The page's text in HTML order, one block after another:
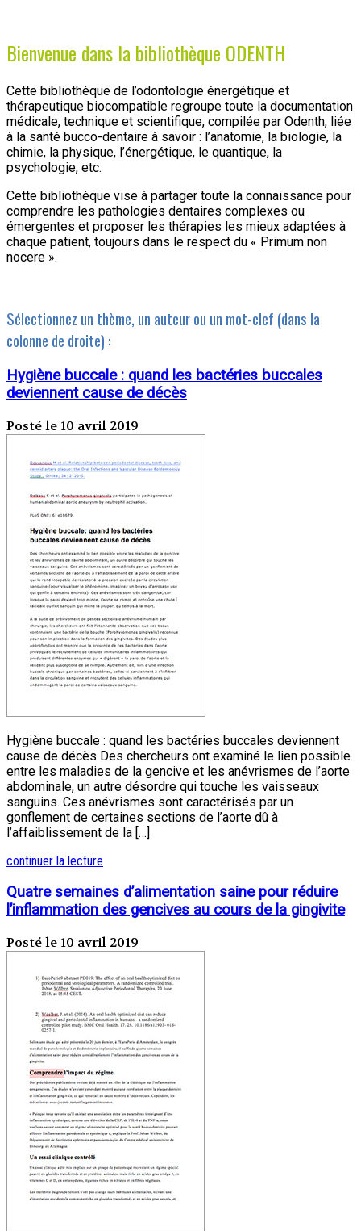
Bienvenue dans la bibliothèque ODENTH
Cette bibliothèque de l’odontologie énergétique et
thérapeutique biocompatible regroupe toute la documentation
médicale, technique et scientifique, compilée par Odenth, liée
à la santé bucco-dentaire à savoir : l’anatomie, la biologie, la
chimie, la physique, l’énergétique, le quantique, la
psychologie, etc.
Cette bibliothèque vise à partager toute la connaissance pour
comprendre les pathologies dentaires complexes ou
émergentes et proposer les thérapies les mieux adaptées à
chaque patient, toujours dans le respect du « Primum non
nocere ».
Sélectionnez un thème, un auteur ou un mot-clef (dans la
colonne de droite) :
Hygiène buccale : quand les bactéries buccales
deviennent cause de décès
Posté le 10 avril 2019
Hygiène buccale : quand les bactéries buccales deviennent
cause de décès Des chercheurs ont examiné le lien possible
entre les maladies de la gencive et les anévrismes de l’aorte
abdominale, un autre désordre qui touche les vaisseaux
sanguins. Ces anévrismes sont caractérisés par un
gonflement de certaines sections de l’aorte dû à
l’affaiblissement de la […]
continuer la lecture
Quatre semaines d’alimentation saine pour réduire
l’inflammation des gencives au cours de la gingivite
Posté le 10 avril 2019